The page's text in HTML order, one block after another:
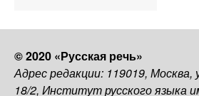
© 2020 «Русская речь»
Адрес редакции: 119019, Москва,
18/2, Институт русского языка